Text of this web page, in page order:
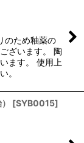
のため釉薬の
ざいます。 陶
ます。 使用上
。
[SYB0015]